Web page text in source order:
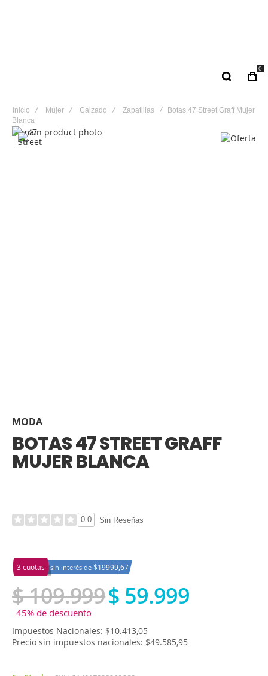
0
Inicio Mujer Calzado Zapatillas
Botas 47 Street Graff Mujer
Blanca
MODA
BOTAS 47 STREET GRAFF
MUJER BLANCA
0.0 Sin Reseñas
3 cuotas sin interés de $19999,67
$ 109.999$ 59.999
45% de descuento
Impuestos Nacionales: $10.413,05
Precio sin impuestos nacionales: $49.585,95